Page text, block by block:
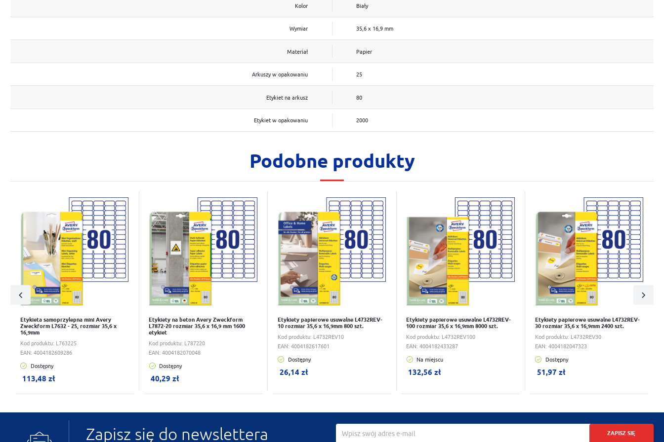
Kolor Biały
Wymiar 35,6 x 16,9 mm
Materiał Papier
Arkuszy w opakowaniu 25
Etykiet na arkusz 80
Etykiet w opakowaniu 2000
Podobne produkty
Kod produktu: L763225
Etykieta samoprzylepna mini Avery
Zweckform L7632 - 25, rozmiar 35,6 x
16,9mm
EAN: 4004182609286
Dostępny
113,48 zł
W koszyku:
Kod produktu: L787220
Etykiety na beton Avery Zweckform
L7872-20 rozmiar 35,6 x 16,9 mm 1600
etykiet
EAN:4004182070048
Dostępny
40,29 zł
W koszyku:
Kod produktu: L4732REV10
Etykiety papierowe usuwalne L4732REV-
10 rozmiar 35,6 x 16,9mm 800 szt.
EAN: 4004182617601
Dostępny
26,14 zł
W koszyku:
Kod produktu: L4732REV100
Etykiety papierowe usuwalne L4732REV-
100 rozmiar 35,6 x 16,9mm 8000 szt.
EAN:4004182433287
Na miejscu
132,56 zł
W koszyku:
Kod produktu: L4732REV30
Etykiety papierowe usuwalne L4732REV-
30 rozmiar 35,6 x 16,9mm 2400 szt.
EAN: 4004182047323
Dostępny
51,97 zł
W koszyku:
Zapisz się do newslettera ZAPISZ SIĘ